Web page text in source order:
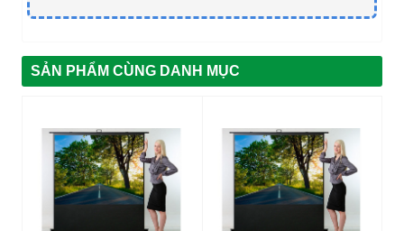
SẢN PHẨM CÙNG DANH MỤC